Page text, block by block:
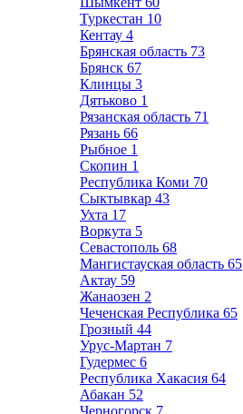
Туркестан 10
Кентау 4
Брянская область 73
Брянск 67
Клинцы 3
Дятьково 1
Рязанская область 71
Рязань 66
Рыбное 1
Скопин 1
Республика Коми 70
Сыктывкар 43
Ухта 17
Воркута 5
Севастополь 68
Мангистауская область 65
Актау 59
Жанаозен 2
Чеченская Республика 65
Грозный 44
Урус-Мартан 7
Гудермес 6
Республика Хакасия 64
Абакан 52
Черногорск 7